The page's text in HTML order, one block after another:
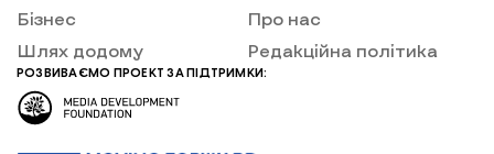
Бізнес
Шлях додому
Про нас
Редакційна політика
РОЗВИВАЄМО ПРОЕКТ ЗА ПІДТРИМКИ: